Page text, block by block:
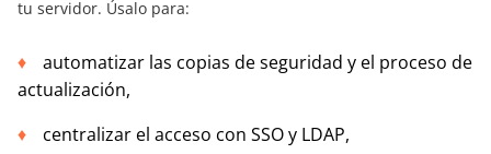
tu servidor. Úsalo para:
automatizar las copias de seguridad y el proceso de
actualización,
centralizar el acceso con SSO y LDAP,